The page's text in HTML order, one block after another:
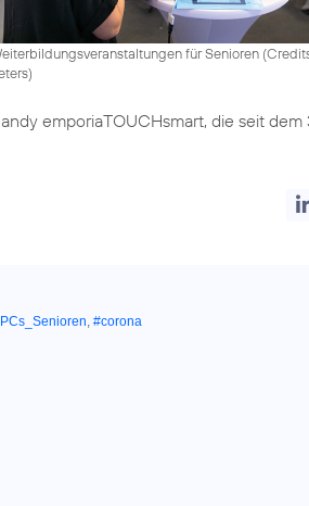
für Senioren (
)
emporiaTOUCHsmart, die seit dem
, #corona